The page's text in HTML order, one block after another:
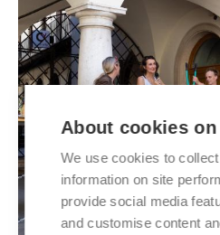
About cookies
We use cookies to
information on site
provide social media
and customise content